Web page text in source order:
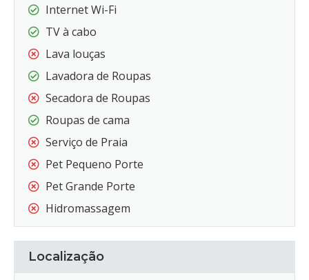
Internet Wi-Fi
TV à cabo
Lava louças
Lavadora de Roupas
Secadora de Roupas
Roupas de cama
Serviço de Praia
Pet Pequeno Porte
Pet Grande Porte
Hidromassagem
Localização